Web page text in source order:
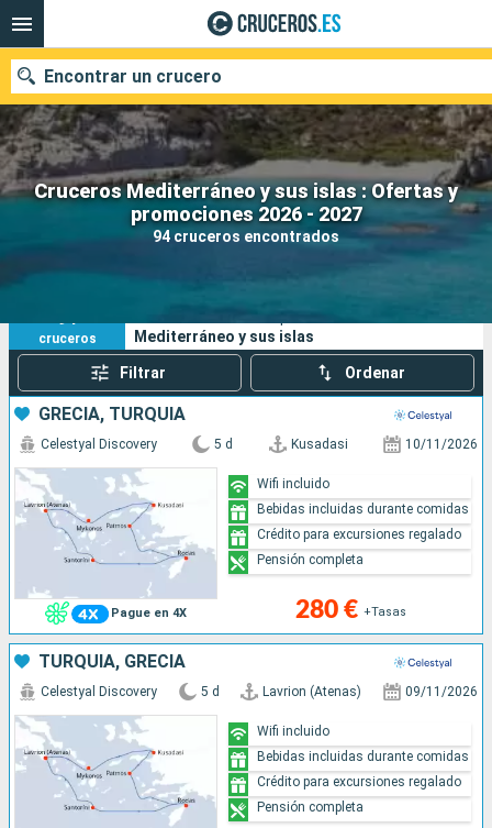
Cruceros Mediterráneo y sus islas : Ofertas y
promociones 2026 - 2027
94 cruceros encontrados
Encontrar un crucero
Nuestros destinos
Fecha de salida
Compañías
Buscar
94
cruceros
Sus criterios de búsqueda:
Mediterráneo y sus islas
Filtrar Ordenar
GRECIA, TURQUÍA
Pague en 4X
Celestyal Discovery 5 d Kusadasi 10/11/2026
280 € +Tasas
Wifi incluido
Bebidas incluidas durante comidas
Crédito para excursiones regalado
Pensión completa
TURQUÍA, GRECIA
Celestyal Discovery 5 d Lavrion (Atenas) 09/11/2026
Wifi incluido
Bebidas incluidas durante comidas
Crédito para excursiones regalado
Pensión completa